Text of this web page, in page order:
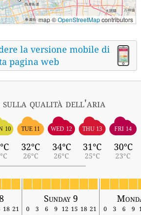
map ©OpenStreetMapcontributors
la versione mobile di
pagina web
sulla qualità dell'aria
10 TUE 11
32°C
26°C
WED 12
34°C
26°C
THU 13
31°C
25°C
FRI 14
30°C
23°C
Sunday 9
18 21 0 3 6 9 12 15 18 21 0 3 6 9